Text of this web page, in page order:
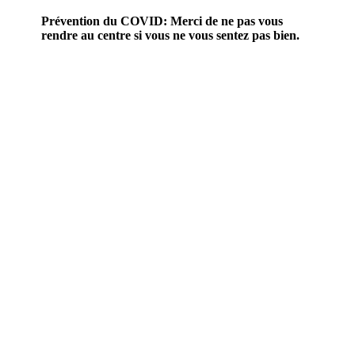
Prévention du COVID: Merci de ne pas vous
rendre au centre si vous ne vous sentez pas bien.